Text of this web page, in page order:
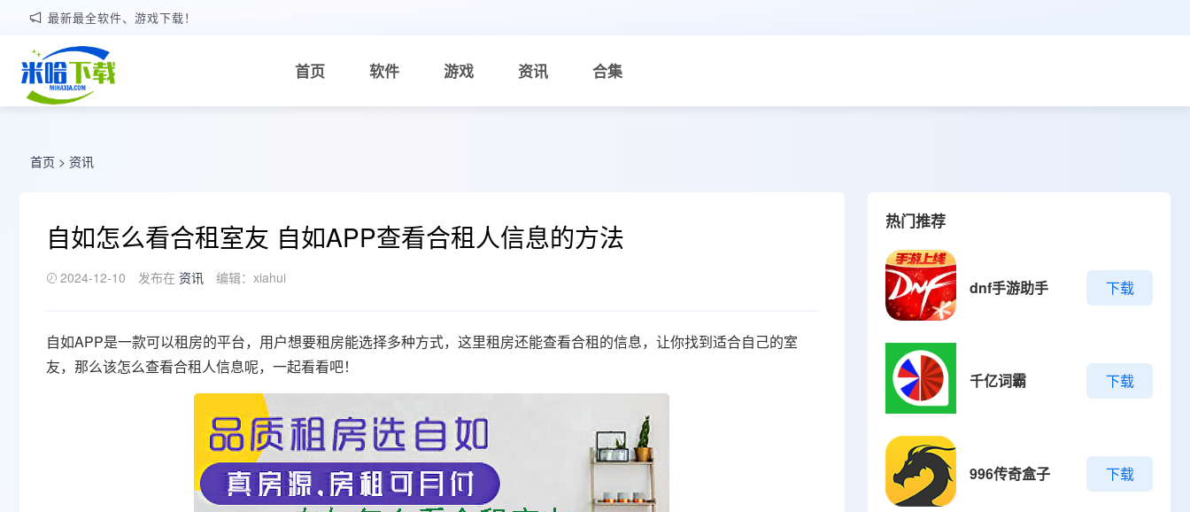
最新最全软件、游戏下载！
首页 软件 游戏 资讯 合集
首页 > 资讯
自如怎么看合租室友 自如APP查看合租人信息的方法
2024-12-10 发布在 资讯 编辑：xiahui
自如APP是一款可以租房的平台，用户想要租房能选择多种方式，这里租房还能查看合租的信息，让你找到适合自己的室
友，那么该怎么查看合租人信息呢，一起看看吧！
热门推荐
dnf手游助手 下载
千亿词霸 下载
996传奇盒子 下载